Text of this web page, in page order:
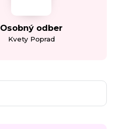
Osobný odber
Kvety Poprad